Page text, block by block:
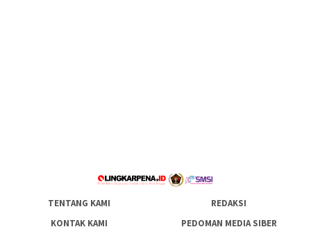
TENTANG KAMI
REDAKSI
KONTAK KAMI
PEDOMAN MEDIA SIBER